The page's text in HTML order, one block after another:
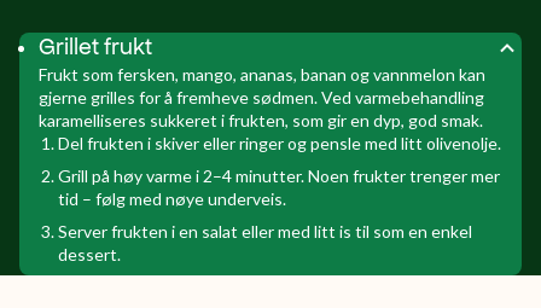
Grillet frukt
Frukt som fersken, mango, ananas, banan og vannmelon kan
gjerne grilles for å fremheve sødmen. Ved varmebehandling
karamelliseres sukkeret i frukten, som gir en dyp, god smak.
Del frukten i skiver eller ringer og pensle med litt olivenolje.
Grill på høy varme i 2–4 minutter. Noen frukter trenger mer
tid – følg med nøye underveis.
Server frukten i en salat eller med litt is til som en enkel
dessert.